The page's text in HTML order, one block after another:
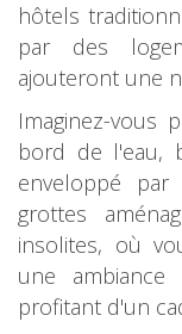
hôtels
par des
ajouteront une
Imaginez-vous
bord de l'eau,
enveloppé par
grottes
insolites, où
une
profitant d'un